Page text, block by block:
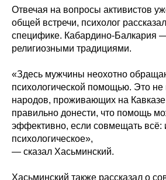
Отвечая на вопросы активистов
общей встречи, психолог
специфике. Кабардино-Балкария
религиозными традициями.
«Здесь мужчины неохотно
психологической помощью. Это не
народов, проживающих на
правильно донести, что помощь
эффективно, если совмещать всё:
психологическое»,
— сказал Хасьминский.
Хасьминский также рассказал о